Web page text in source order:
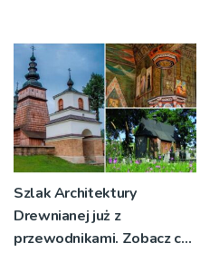
Szlak Architektury
Drewnianej już z
przewodnikami. Zobacz co